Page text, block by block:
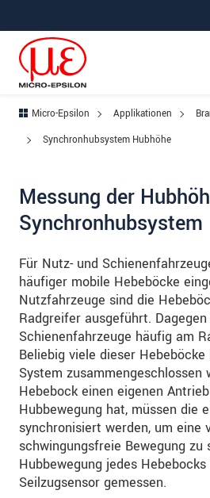
Micro-Epsilon Applikationen
Synchronhubsystem Hubhöhe
Messung der
Synchronhubsystem
Für Nutz- und
häufiger mobile Hebeböcke
Nutzfahrzeuge sind die
Radgreifer ausgeführt.
Schienenfahrzeuge häufig am
Beliebig viele dieser
System zusammengeschlossen
Hebebock einen eigenen
Hubbewegung hat, müssen die
synchronisiert werden, um eine
schwingungsfreie Bewegung zu
Hubbewegung jedes
Seilzugsensor gemessen.